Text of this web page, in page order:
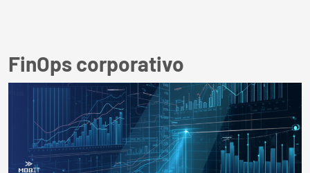
FinOps corporativo